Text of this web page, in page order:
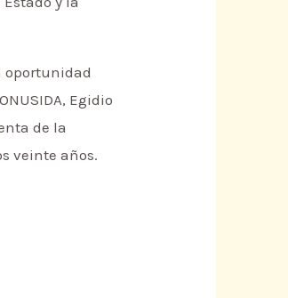
oportunidad
Egidio
de la
veinte años.